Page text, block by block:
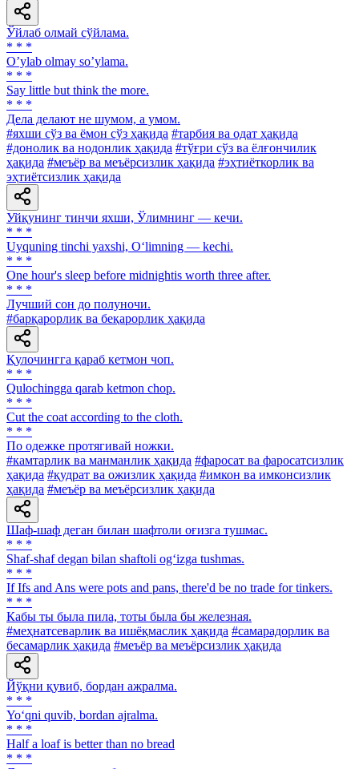
Ўйлаб олмай сўйлама.
* * *
Oʼylab olmay soʼylama.
* * *
Say little but think the more.
* * *
Дела делают не шумом, а умом.
#яхши сўз ва ёмон сўз ҳақида #тарбия ва одат ҳақида
#донолик ва нодонлик ҳақида #тўғри сўз ва ёлғончилик
ҳақида #меъёр ва меъёрсизлик ҳақида #эҳтиёткорлик ва
эҳтиётсизлик ҳақида
Уйқунинг тинчи яхши, Ўлимнинг — кечи.
* * *
Uyquning tinchi yaxshi, O‘limning — kechi.
* * *
One hour's sleep before midnightis worth three after.
* * *
Лучший сон до полуночи.
#барқарорлик ва беқарорлик ҳақида
Қулочингга қараб кетмон чоп.
* * *
Qulochingga qarab ketmon chop.
* * *
Cut the coat according to the cloth.
* * *
По одежке протягивай ножки.
#камтарлик ва манманлик ҳақида #фаросат ва фаросатсизлик
ҳақида #қудрат ва ожизлик ҳақида #имкон ва имконсизлик
ҳақида #меъёр ва меъёрсизлик ҳақида
Шаф-шаф деган билан шафтоли оғизга тушмас.
* * *
Shaf-shaf degan bilan shaftoli og‘izga tushmas.
* * *
If Ifs and Ans were pots and pans, there'd be no trade for tinkers.
* * *
Кабы ты была пила, тоты была бы железная.
#меҳнатсеварлик ва ишёқмаслик ҳақида #самарадорлик ва
бесамарлик ҳақида #меъёр ва меъёрсизлик ҳақида
Йўқни қувиб, бордан ажралма.
* * *
Yo‘qni quvib, bordan ajralma.
* * *
Half a loaf is better than no bread
* * *